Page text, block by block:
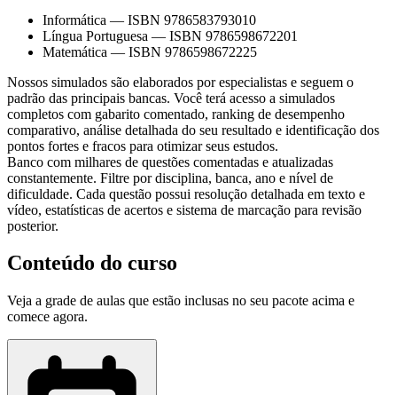
Informática — ISBN 9786583793010
Língua Portuguesa — ISBN 9786598672201
Matemática — ISBN 9786598672225
Nossos simulados são elaborados por especialistas e seguem o
padrão das principais bancas. Você terá acesso a simulados
completos com gabarito comentado, ranking de desempenho
comparativo, análise detalhada do seu resultado e identificação dos
pontos fortes e fracos para otimizar seus estudos.
Banco com milhares de questões comentadas e atualizadas
constantemente. Filtre por disciplina, banca, ano e nível de
dificuldade. Cada questão possui resolução detalhada em texto e
vídeo, estatísticas de acertos e sistema de marcação para revisão
posterior.
Conteúdo do curso
Veja a grade de aulas que estão inclusas no seu pacote acima e
comece agora.